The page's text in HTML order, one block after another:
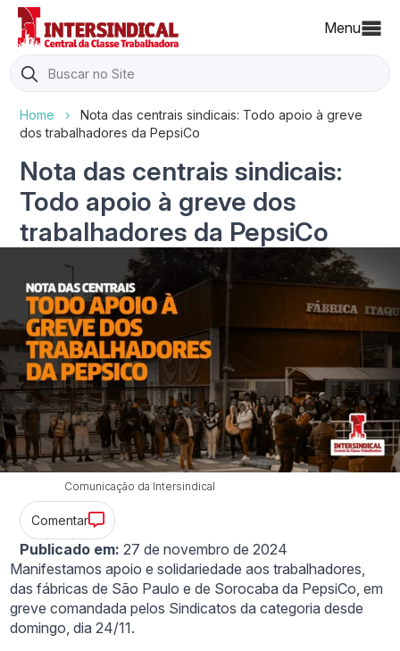
Menu
Search
for:
Home ›
Nota das centrais sindicais: Todo apoio à greve
dos trabalhadores da PepsiCo
Nota das centrais sindicais:
Todo apoio à greve dos
trabalhadores da PepsiCo
Comunicação da Intersindical
Comentar
Publicado em: 27 de novembro de 2024
Manifestamos apoio e solidariedade aos trabalhadores,
das fábricas de São Paulo e de Sorocaba da PepsiCo, em
greve comandada pelos Sindicatos da categoria desde
domingo, dia 24/11.